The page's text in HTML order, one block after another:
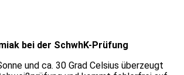
bei der SchwhK-Prüfung
und ca. 30 Grad Celsius überzeugt